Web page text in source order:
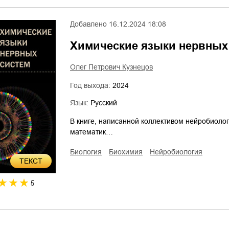
ТЕКСТ
5
Добавлено 16.12.2024 18:08
Химические языки
Олег Петрович Кузнецов
Год выхода: 2024
Язык: Русский
В книге, написанной коллективом
математик…
биология биохимия нейробиология